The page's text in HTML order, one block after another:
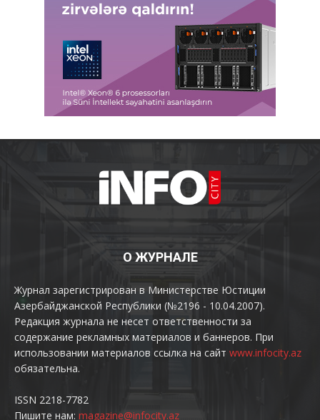
О ЖУРНАЛЕ
Журнал зарегистрирован в Министерстве Юстиции
Азербайджанской Республики (№2196 - 10.04.2007).
Редакция журнала не несет ответственности за
содержание рекламных материалов и баннеров. При
использовании материалов ссылка на сайт www.infocity.az
обязательна.
ISSN 2218-7782
Пишите нам: magazine@infocity.az